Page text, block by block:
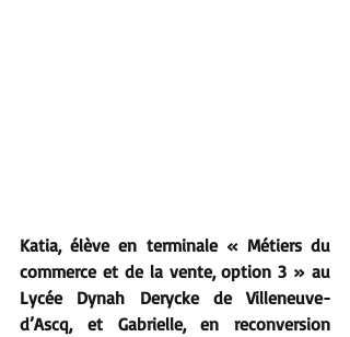
Katia, élève en terminale « Métiers du
commerce et de la vente, option 3 » au
Lycée Dynah Derycke de Villeneuve-
d’Ascq, et Gabrielle, en reconversion